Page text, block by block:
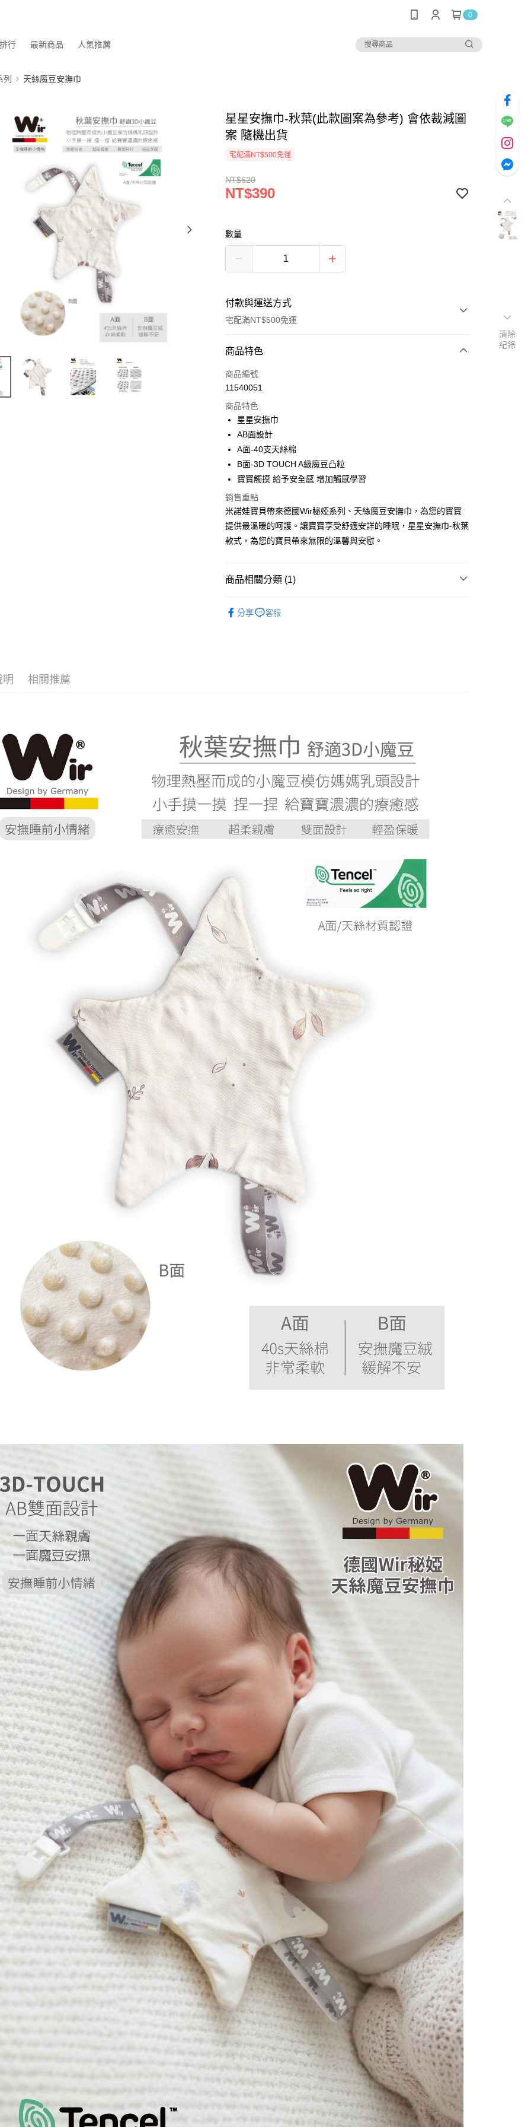
0
行 最新商品 人氣推薦
天絲魔豆安撫巾
星星安撫巾-秋葉(此款圖案為參考) 會依裁減圖
案 隨機出貨
宅配滿NT$500免運
NT$620
NT$390
數量
付款與運送方式
宅配滿NT$500免運
付款方式
信用卡一次付款
Apple Pay
街口支付
悠遊付
ATM付款
運送方式
宅配
臺灣離島-金、馬、澎
商品特色
商品編號
11540051
商品特色
星星安撫巾
AB面設計
A面-40支天絲棉
B面-3D TOUCH A級魔豆凸粒
寶寶觸摸 給予安全感 增加觸感學習
銷售重點
米諾娃寶貝帶來德國Wir秘婭系列、天絲魔豆安撫巾，為您的寶寶
提供最溫暖的呵護。讓寶寶享受舒適安詳的睡眠，星星安撫巾-秋葉
款式，為您的寶貝帶來無限的溫馨與安慰。
商品相關分類 (1)
豆安撫巾
分享 客服
明 相關推薦
清除
紀錄